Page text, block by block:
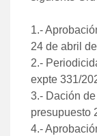
1.-
24 de abril
2.-
expte 331/
3.- Dación
presupuesto
4.-